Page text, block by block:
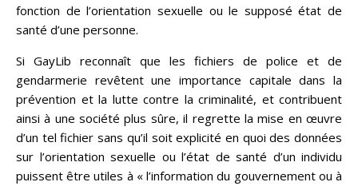
fonction de l’orientation sexuelle ou le supposé état de
santé d’une personne.
Si GayLib reconnaît que les fichiers de police et de
gendarmerie revêtent une importance capitale dans la
prévention et la lutte contre la criminalité, et contribuent
ainsi à une société plus sûre, il regrette la mise en œuvre
d’un tel fichier sans qu’il soit explicité en quoi des données
sur l’orientation sexuelle ou l’état de santé d’un individu
puissent être utiles à « l’information du gouvernement ou à